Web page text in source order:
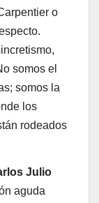
o
somos el
somos la
los
rodeados
Julio
aguda